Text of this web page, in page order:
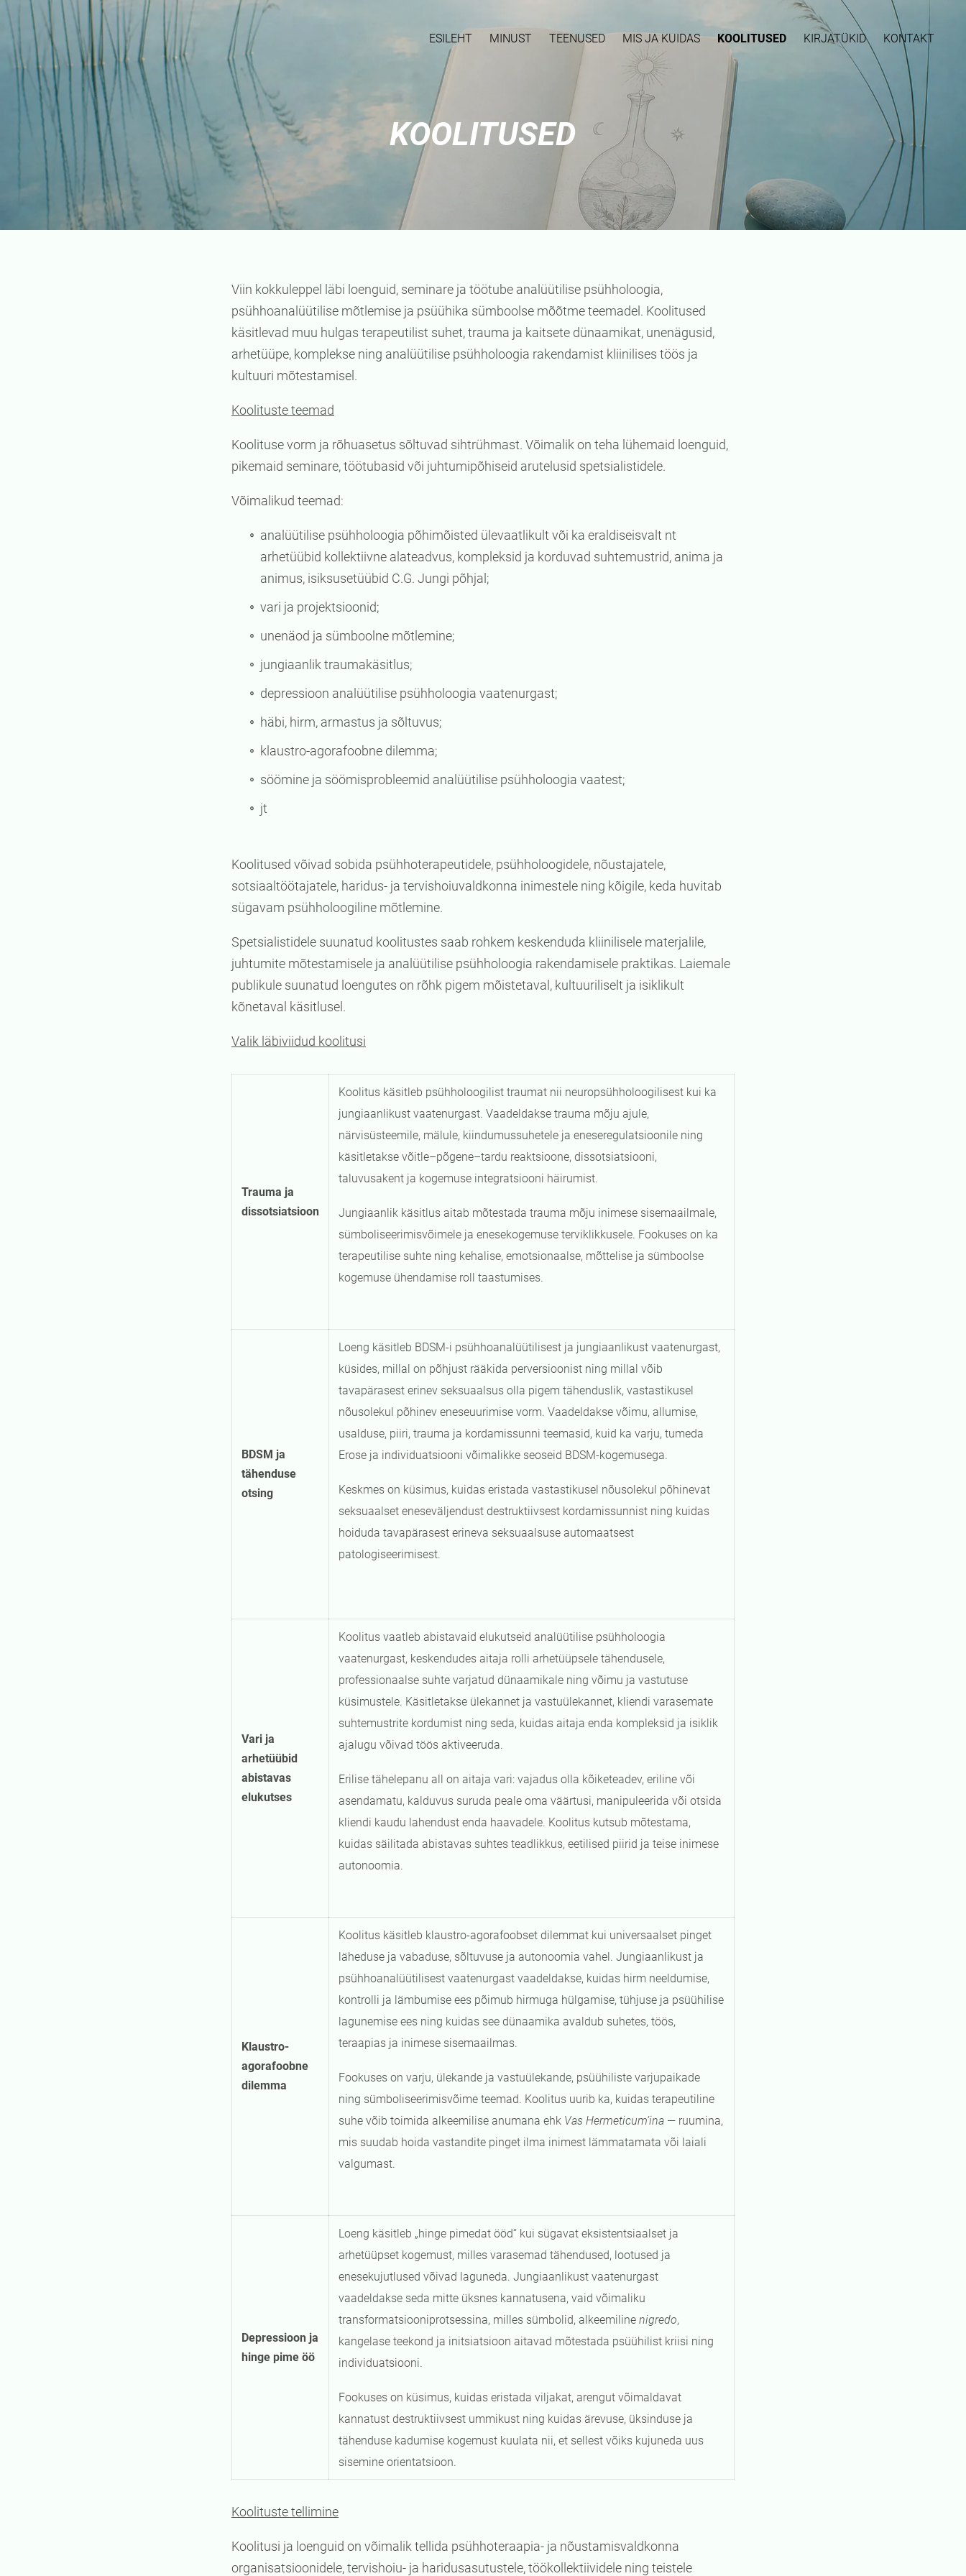
ESILEHT MINUST TEENUSED MIS JA KUIDAS KOOLITUSED KIRJATÜKID KONTAKT
KOOLITUSED
Viin kokkuleppel läbi loenguid, seminare ja töötube analüütilise psühholoogia,
psühhoanalüütilise mõtlemise ja psüühika sümboolse mõõtme teemadel. Koolitused
käsitlevad muu hulgas terapeutilist suhet, trauma ja kaitsete dünaamikat, unenägusid,
arhetüüpe, komplekse ning analüütilise psühholoogia rakendamist kliinilises töös ja
kultuuri mõtestamisel.
Koolituste teemad
Koolituse vorm ja rõhuasetus sõltuvad sihtrühmast. Võimalik on teha lühemaid loenguid,
pikemaid seminare, töötubasid või juhtumipõhiseid arutelusid spetsialistidele.
Võimalikud teemad:
analüütilise psühholoogia põhimõisted ülevaatlikult või ka eraldiseisvalt nt
arhetüübid kollektiivne alateadvus, kompleksid ja korduvad suhtemustrid, anima ja
animus, isiksusetüübid C.G. Jungi põhjal;
vari ja projektsioonid;
unenäod ja sümboolne mõtlemine;
jungiaanlik traumakäsitlus;
depressioon analüütilise psühholoogia vaatenurgast;
häbi, hirm, armastus ja sõltuvus;
klaustro-agorafoobne dilemma;
söömine ja söömisprobleemid analüütilise psühholoogia vaatest;
jt
Koolitused võivad sobida psühhoterapeutidele, psühholoogidele, nõustajatele,
sotsiaaltöötajatele, haridus- ja tervishoiuvaldkonna inimestele ning kõigile, keda huvitab
sügavam psühholoogiline mõtlemine.
Spetsialistidele suunatud koolitustes saab rohkem keskenduda kliinilisele materjalile,
juhtumite mõtestamisele ja analüütilise psühholoogia rakendamisele praktikas. Laiemale
publikule suunatud loengutes on rõhk pigem mõistetaval, kultuuriliselt ja isiklikult
kõnetaval käsitlusel.
Valik läbiviidud koolitusi
Trauma ja
dissotsiatsioon
Koolitus käsitleb psühholoogilist traumat nii neuropsühholoogilisest kui ka
jungiaanlikust vaatenurgast. Vaadeldakse trauma mõju ajule,
närvisüsteemile, mälule, kiindumussuhetele ja eneseregulatsioonile ning
käsitletakse võitle–põgene–tardu reaktsioone, dissotsiatsiooni,
taluvusakent ja kogemuse integratsiooni häirumist.
Jungiaanlik käsitlus aitab mõtestada trauma mõju inimese sisemaailmale,
sümboliseerimisvõimele ja enesekogemuse terviklikkusele. Fookuses on ka
terapeutilise suhte ning kehalise, emotsionaalse, mõttelise ja sümboolse
kogemuse ühendamise roll taastumises.
BDSM ja
tähenduse
otsing
Loeng käsitleb BDSM-i psühhoanalüütilisest ja jungiaanlikust vaatenurgast,
küsides, millal on põhjust rääkida perversioonist ning millal võib
tavapärasest erinev seksuaalsus olla pigem tähenduslik, vastastikusel
nõusolekul põhinev eneseuurimise vorm. Vaadeldakse võimu, allumise,
usalduse, piiri, trauma ja kordamissunni teemasid, kuid ka varju, tumeda
Erose ja individuatsiooni võimalikke seoseid BDSM-kogemusega.
Keskmes on küsimus, kuidas eristada vastastikusel nõusolekul põhinevat
seksuaalset eneseväljendust destruktiivsest kordamissunnist ning kuidas
hoiduda tavapärasest erineva seksuaalsuse automaatsest
patologiseerimisest.
Vari ja
arhetüübid
abistavas
elukutses
Koolitus vaatleb abistavaid elukutseid analüütilise psühholoogia
vaatenurgast, keskendudes aitaja rolli arhetüüpsele tähendusele,
professionaalse suhte varjatud dünaamikale ning võimu ja vastutuse
küsimustele. Käsitletakse ülekannet ja vastuülekannet, kliendi varasemate
suhtemustrite kordumist ning seda, kuidas aitaja enda kompleksid ja isiklik
ajalugu võivad töös aktiveeruda.
Erilise tähelepanu all on aitaja vari: vajadus olla kõiketeadev, eriline või
asendamatu, kalduvus suruda peale oma väärtusi, manipuleerida või otsida
kliendi kaudu lahendust enda haavadele. Koolitus kutsub mõtestama,
kuidas säilitada abistavas suhtes teadlikkus, eetilised piirid ja teise inimese
autonoomia.
Klaustro-
agorafoobne
dilemma
Koolitus käsitleb klaustro-agorafoobset dilemmat kui universaalset pinget
läheduse ja vabaduse, sõltuvuse ja autonoomia vahel. Jungiaanlikust ja
psühhoanalüütilisest vaatenurgast vaadeldakse, kuidas hirm neeldumise,
kontrolli ja lämbumise ees põimub hirmuga hülgamise, tühjuse ja psüühilise
lagunemise ees ning kuidas see dünaamika avaldub suhetes, töös,
teraapias ja inimese sisemaailmas.
Fookuses on varju, ülekande ja vastuülekande, psüühiliste varjupaikade
ning sümboliseerimisvõime teemad. Koolitus uurib ka, kuidas terapeutiline
suhe võib toimida alkeemilise anumana ehk Vas Hermeticum’ina — ruumina,
mis suudab hoida vastandite pinget ilma inimest lämmatamata või laiali
valgumast.
Depressioon ja
hinge pime öö
Loeng käsitleb „hinge pimedat ööd“ kui sügavat eksistentsiaalset ja
arhetüüpset kogemust, milles varasemad tähendused, lootused ja
enesekujutlused võivad laguneda. Jungiaanlikust vaatenurgast
vaadeldakse seda mitte üksnes kannatusena, vaid võimaliku
transformatsiooniprotsessina, milles sümbolid, alkeemiline nigredo,
kangelase teekond ja initsiatsioon aitavad mõtestada psüühilist kriisi ning
individuatsiooni.
Fookuses on küsimus, kuidas eristada viljakat, arengut võimaldavat
kannatust destruktiivsest ummikust ning kuidas ärevuse, üksinduse ja
tähenduse kadumise kogemust kuulata nii, et sellest võiks kujuneda uus
sisemine orientatsioon.
Koolituste tellimine
Koolitusi ja loenguid on võimalik tellida psühhoteraapia- ja nõustamisvaldkonna
organisatsioonidele, tervishoiu- ja haridusasutustele, töökollektiividele ning teistele